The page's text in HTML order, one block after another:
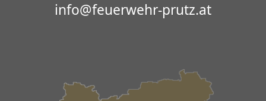
info@feuerwehr-prutz.at